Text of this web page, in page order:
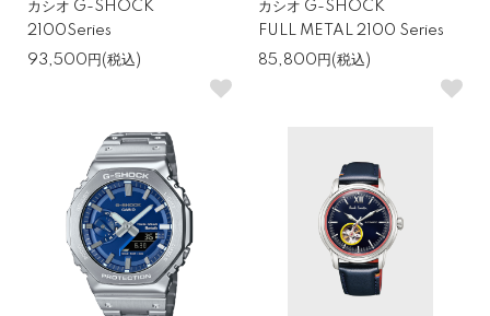
ーションで、10万円以内では特に人気の高いブランドです。ライフ
計」を求める方に最適です。
カシオ プロトレック—アウトドアの相棒に
PRO TREK〈プロトレック〉は高度・気圧・方位など、登山やアウ
トドアで役立つセンサーを搭載したシリーズです。10万円以内でも
カシオ G-SHOCK
2100Series
93,500円(税込)
カシオ G-SHOCK
FULL METAL 2100 Series
85,800円(税込)